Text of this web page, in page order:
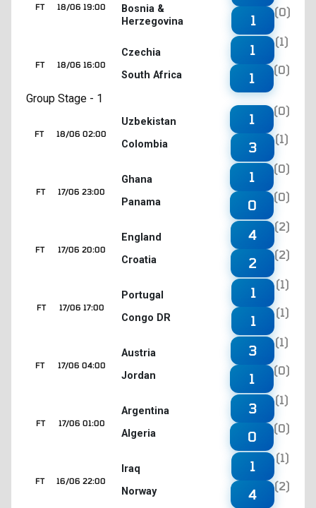
18/06 19:00
FT
Bosnia &
Herzegovina
1
(0)
18/06 16:00
FT
Czechia
South Africa
1
(1)
1
(0)
Group Stage - 1
18/06 02:00
FT
Uzbekistan
Colombia
1
(0)
3
(1)
17/06 23:00
FT
Ghana
Panama
1
(0)
0
(0)
17/06 20:00
FT
England
Croatia
4
(2)
2
(2)
17/06 17:00
FT
Portugal
Congo DR
1
(1)
1
(1)
17/06 04:00
FT
Austria
Jordan
3
(1)
1
(0)
17/06 01:00
FT
Argentina
Algeria
3
(1)
0
(0)
16/06 22:00
FT
Iraq
Norway
1
(1)
4
(2)